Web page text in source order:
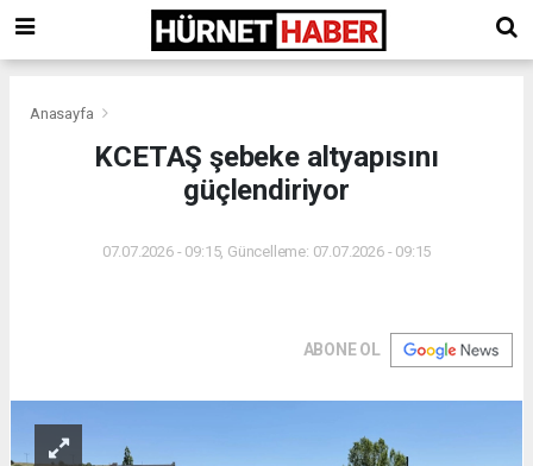
Anasayfa
KCETAŞ şebeke altyapısını
güçlendiriyor
07.07.2026 - 09:15, Güncelleme: 07.07.2026 - 09:15
ABONE OL